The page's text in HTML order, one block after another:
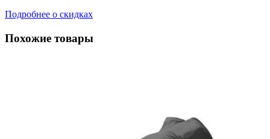
Подробнее о скидках
Похожие товары